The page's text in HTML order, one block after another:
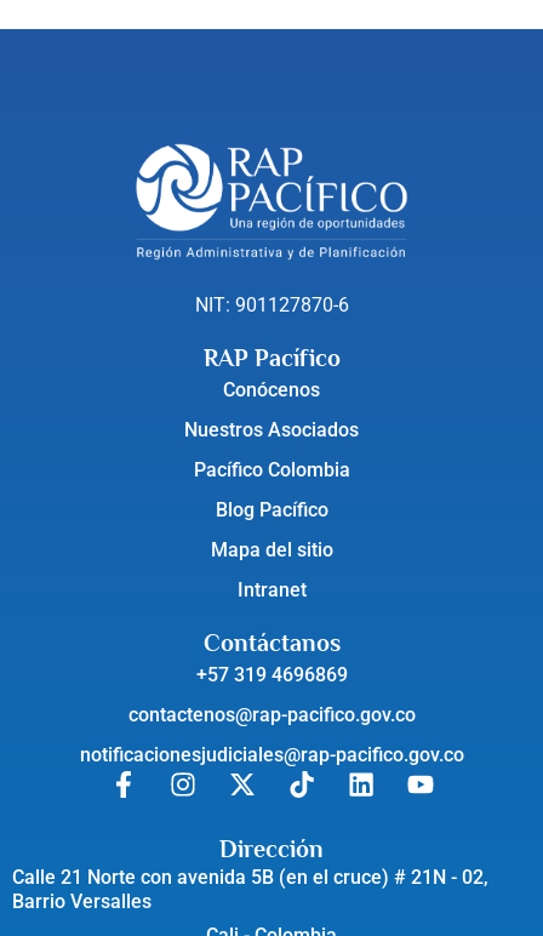
NIT: 901127870-6
RAP Pacífico
Conócenos
Nuestros Asociados
Pacífico Colombia
Blog Pacífico
Mapa del sitio
Intranet
Contáctanos
+57 319 4696869
contactenos@rap-pacifico.gov.co
notificacionesjudiciales@rap-pacifico.gov.co
Dirección
Calle 21 Norte con avenida 5B (en el cruce) # 21N - 02,
Barrio Versalles